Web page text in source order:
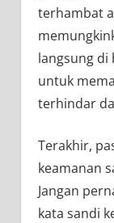
terhambat
langsung di
untuk
terhindar
Terakhir,
keamanan
Jangan
kata sandi